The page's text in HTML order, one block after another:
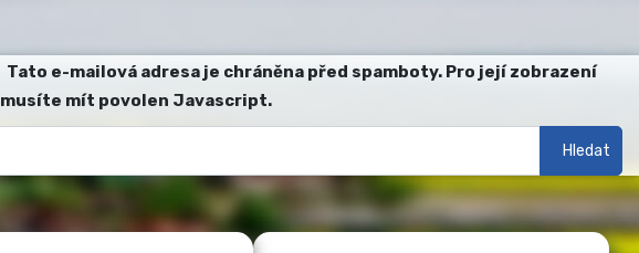
Tato e-mailová adresa je chráněna před spamboty. Pro její zobrazení
musíte mít povolen Javascript.
Hledat